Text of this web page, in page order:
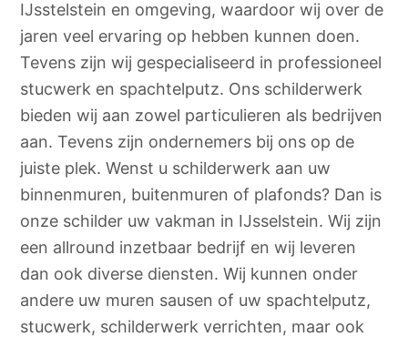
IJsstelstein en omgeving, waardoor wij over de
jaren veel ervaring op hebben kunnen doen.
Tevens zijn wij gespecialiseerd in professioneel
stucwerk en spachtelputz. Ons schilderwerk
bieden wij aan zowel particulieren als bedrijven
aan. Tevens zijn ondernemers bij ons op de
juiste plek. Wenst u schilderwerk aan uw
binnenmuren, buitenmuren of plafonds? Dan is
onze schilder uw vakman in IJsselstein. Wij zijn
een allround inzetbaar bedrijf en wij leveren
dan ook diverse diensten. Wij kunnen onder
andere uw muren sausen of uw spachtelputz,
stucwerk, schilderwerk verrichten, maar ook